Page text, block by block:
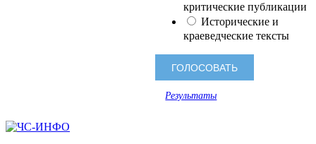
критические публикации
Исторические и
краеведческие тексты
Результаты